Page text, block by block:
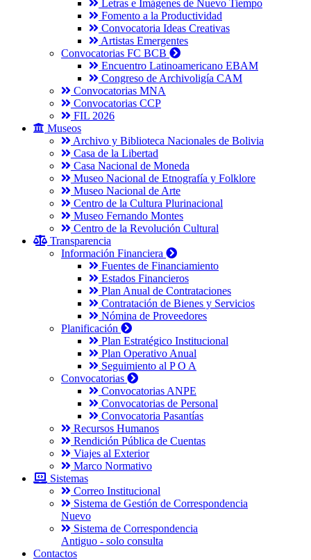
Letras e Imágenes de Nuevo Tiempo
Fomento a la Productividad
Convocatoria Ideas Creativas
Artistas Emergentes
Convocatorias FC BCB
Encuentro Latinoamericano EBAM
Congreso de Archivoligía CAM
Convocatorias MNA
Convocatorias CCP
FIL 2026
Museos
Archivo y Biblioteca Nacionales de Bolivia
Casa de la Libertad
Casa Nacional de Moneda
Museo Nacional de Etnografía y Folklore
Museo Nacional de Arte
Centro de la Cultura Plurinacional
Museo Fernando Montes
Centro de la Revolución Cultural
Transparencia
Información Financiera
Fuentes de Financiamiento
Estados Financieros
Plan Anual de Contrataciones
Contratación de Bienes y Servicios
Nómina de Proveedores
Planificación
Plan Estratégico Institucional
Plan Operativo Anual
Seguimiento al P O A
Convocatorias
Convocatorias ANPE
Convocatorias de Personal
Convocatoria Pasantías
Recursos Humanos
Rendición Pública de Cuentas
Viajes al Exterior
Marco Normativo
Sistemas
Correo Institucional
Sistema de Gestión de Correspondencia
Nuevo
Sistema de Correspondencia
Antiguo - solo consulta
Contactos